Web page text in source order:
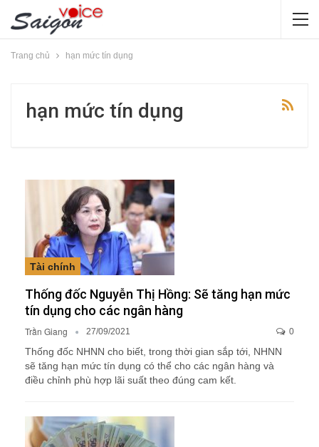
Trang chủ hạn mức tín dụng
hạn mức tín dụng
Tài chính
Thống đốc Nguyễn Thị Hồng: Sẽ tăng hạn mức
tín dụng cho các ngân hàng
Trần Giang 27/09/2021 0
Thống đốc NHNN cho biết, trong thời gian sắp tới, NHNN
sẽ tăng hạn mức tín dụng có thể cho các ngân hàng và
điều chỉnh phù hợp lãi suất theo đúng cam kết.